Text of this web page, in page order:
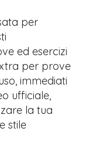
per
ed esercizi
per prove
immediati
ufficiale,
la tua
stile